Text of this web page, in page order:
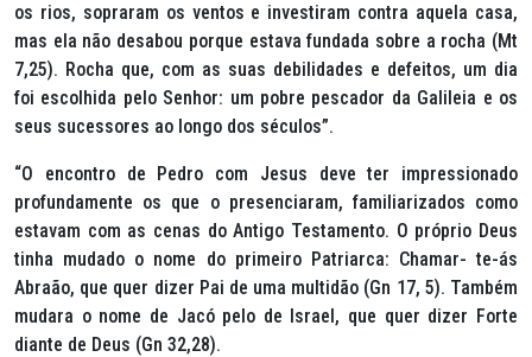
os rios, sopraram os ventos e investiram contra aquela casa,
mas ela não desabou porque estava fundada sobre a rocha (Mt
7,25). Rocha que, com as suas debilidades e defeitos, um dia
foi escolhida pelo Senhor: um pobre pescador da Galileia e os
seus sucessores ao longo dos séculos”.
“O encontro de Pedro com Jesus deve ter impressionado
profundamente os que o presenciaram, familiarizados como
estavam com as cenas do Antigo Testamento. O próprio Deus
tinha mudado o nome do primeiro Patriarca: Chamar- te-ás
Abraão, que quer dizer Pai de uma multidão (Gn 17, 5). Também
mudara o nome de Jacó pelo de Israel, que quer dizer Forte
diante de Deus (Gn 32,28).